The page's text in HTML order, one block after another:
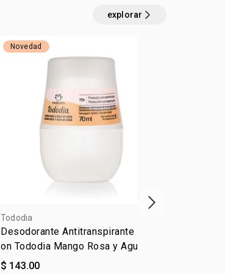
explorar
Novedad
Tododia
Desodorante Antitranspirante Roll-
on Tododia Mango Rosa y Agua de
Coco
$ 143.00
próximo item